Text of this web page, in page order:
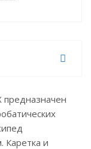
предназначен
Каретка и